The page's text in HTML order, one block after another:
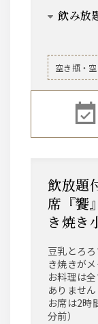
飲み
ビール
ハイボ
空き瓶・
飲放題付7,000円税込 八かく会
席『饗
き焼き
豆乳とろ
き焼きが
お料理は
ありません
お席は2時
分前）